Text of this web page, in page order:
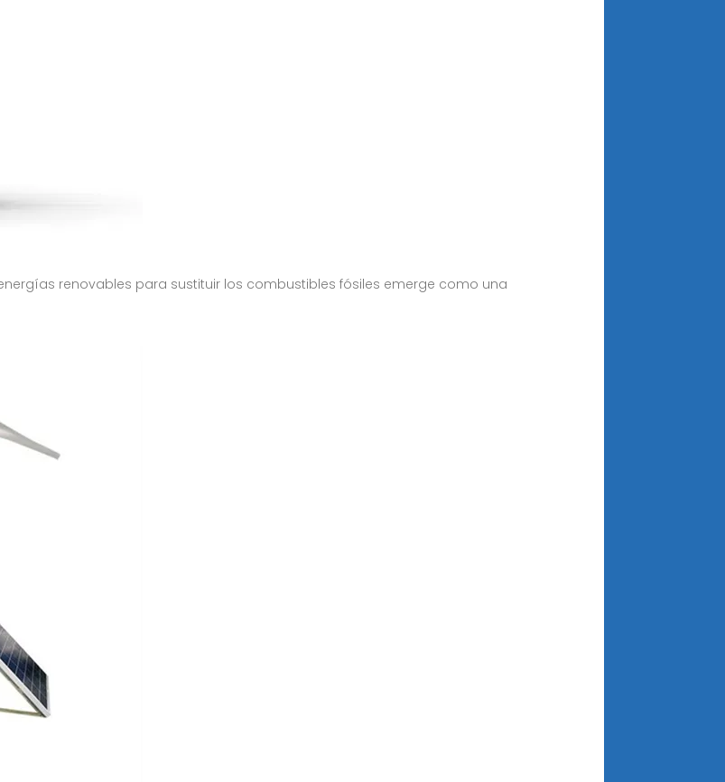
renovables para sustituir los combustibles fósiles emerge como una